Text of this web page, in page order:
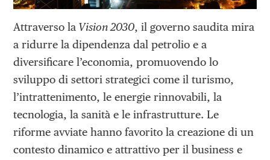
Attraverso la Vision 2030, il governo saudita mira
a ridurre la dipendenza dal petrolio e a
diversificare l’economia, promuovendo lo
sviluppo di settori strategici come il turismo,
l’intrattenimento, le energie rinnovabili, la
tecnologia, la sanità e le infrastrutture. Le
riforme avviate hanno favorito la creazione di un
contesto dinamico e attrattivo per il business e